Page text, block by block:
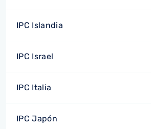
IPC Islandia
IPC Israel
IPC Italia
IPC Japón